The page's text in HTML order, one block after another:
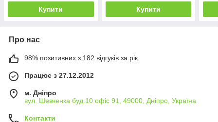
Купити Купити
Про нас
98% позитивних з 182 відгуків за рік
Працює з 27.12.2012
м. Дніпро
вул. Шевченка буд.10 офіс 91, 49000, Дніпро, Україна
Контакти